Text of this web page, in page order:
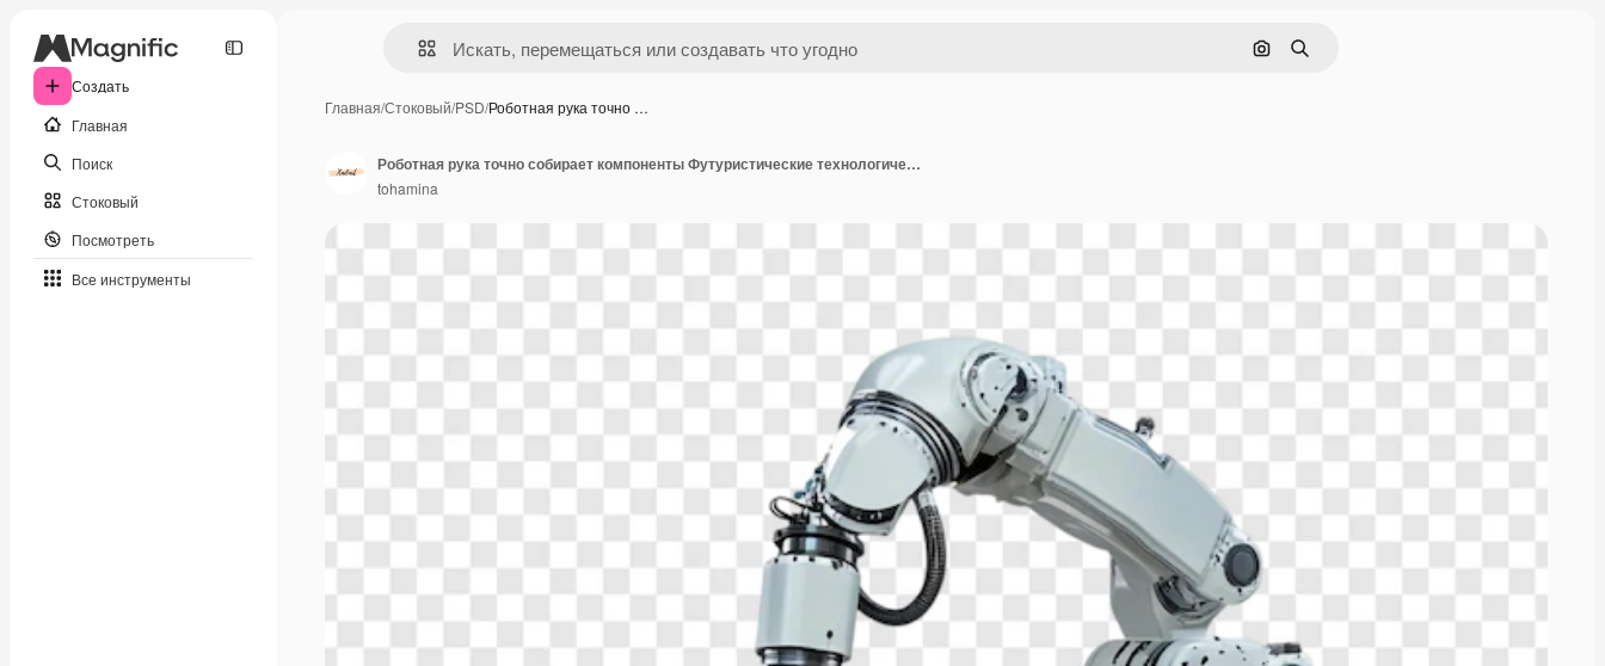
Создать
Главная
Поиск
Стоковый
Посмотреть
Все инструменты
Поиск по изображению
Поиск
Главная/Стоковый/PSD/Роботная рука точно …
Роботная рука точно собирает компоненты Футуристические технологические инновации
tohamina